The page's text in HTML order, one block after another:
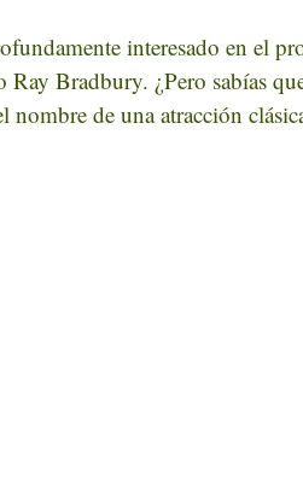
interesado en el
Bradbury. ¿Pero sabías
de una atracción